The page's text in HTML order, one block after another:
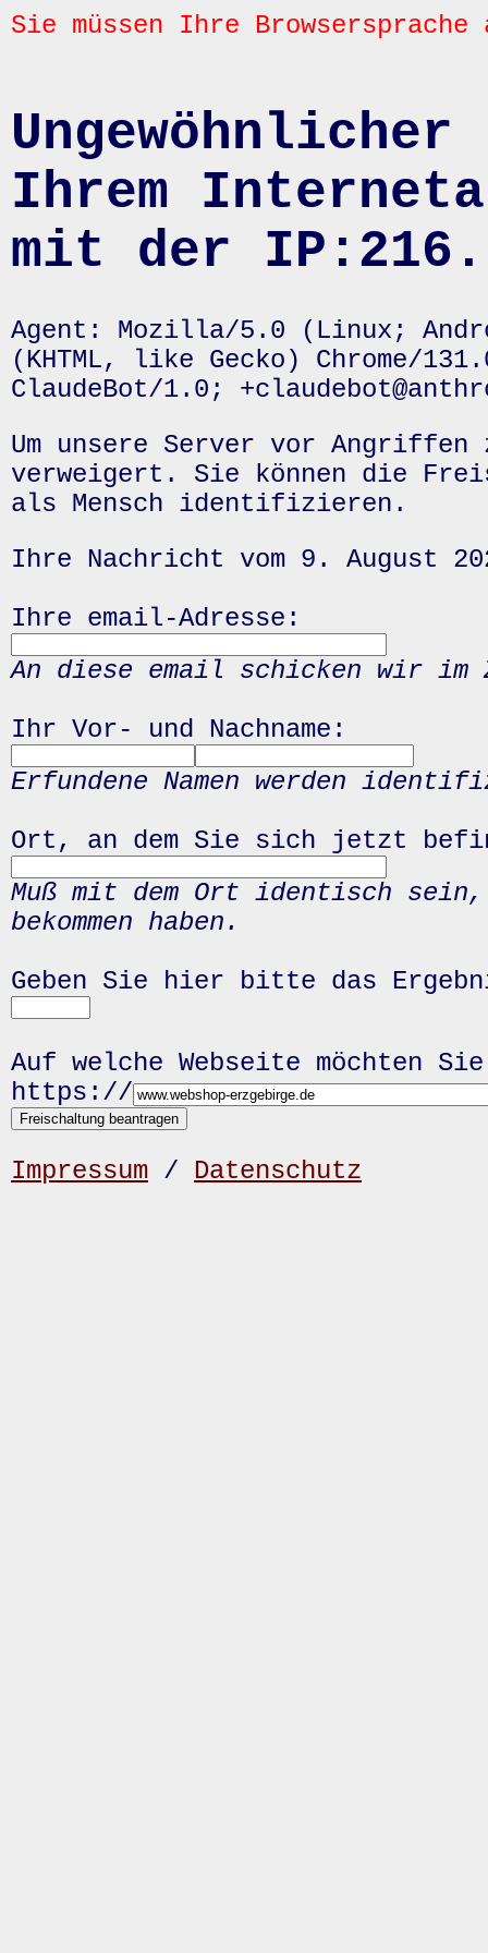
Sie müssen Ihre
Ihrem
mit der
Agent: Mozilla/5.0 (Linux;
(KHTML, like Gecko) Chrome/
ClaudeBot/1.0;
Um unsere Server vor
verweigert. Sie können die
als Mensch identifizieren.
Ihre Nachricht vom 9. August
Ihre email-Adresse:
An diese email schicken wir
Ihr Vor- und Nachname:
Erfundene Namen werden
Ort, an dem Sie sich jetzt
Muß mit dem Ort identisch
bekommen haben.
Geben Sie hier bitte das
Auf welche Webseite möchten
https://
Impressum / Datenschutz